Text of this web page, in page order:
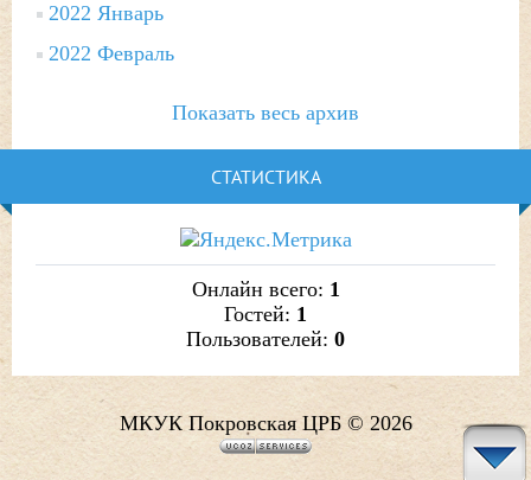
2022 Январь
2022 Февраль
Показать весь архив
СТАТИСТИКА
Онлайн всего: 1
Гостей: 1
Пользователей: 0
МКУК Покровская ЦРБ © 2026